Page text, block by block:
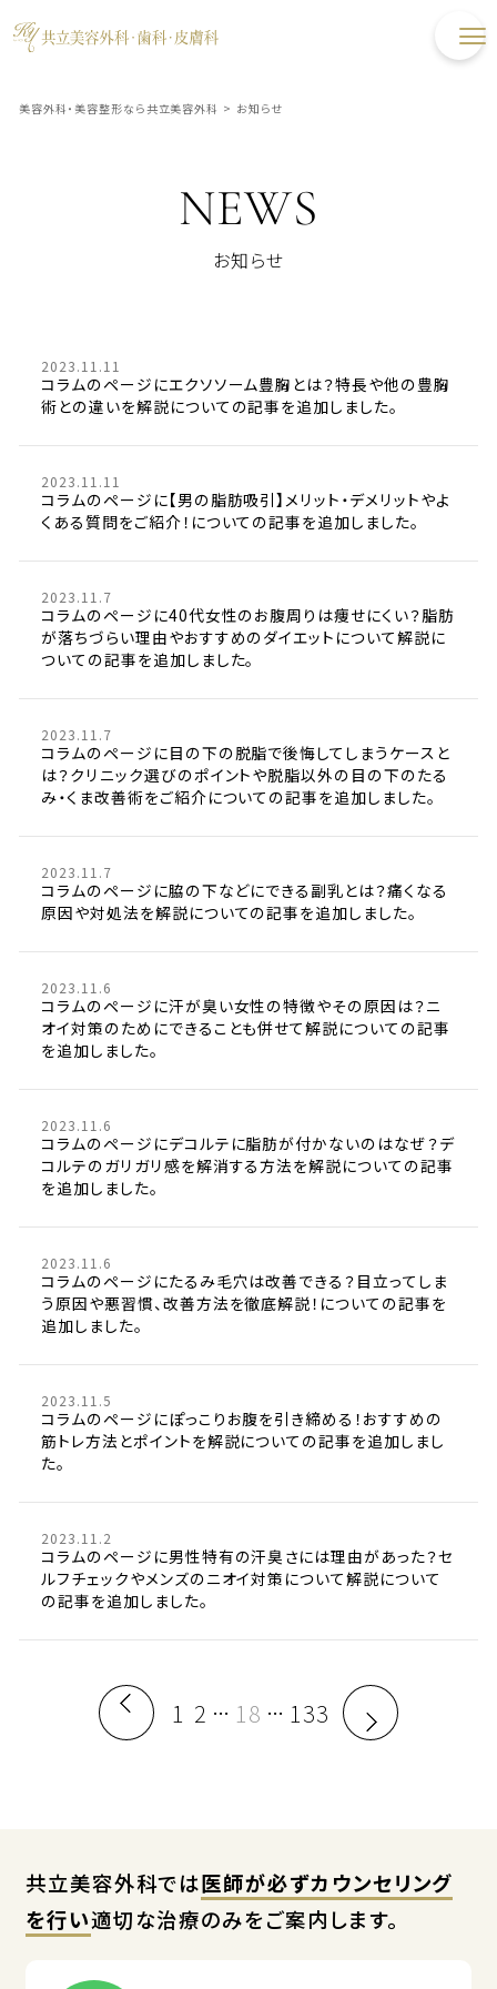
美容外科・美容整形なら共立美容外科 > お知らせ
NEWS
お知らせ
2023.11.11
コラムのページにエクソソーム豊胸とは？特長や他の豊胸
術との違いを解説についての記事を追加しました。
2023.11.11
コラムのページに【男の脂肪吸引】メリット・デメリットやよ
くある質問をご紹介！についての記事を追加しました。
2023.11.7
コラムのページに40代女性のお腹周りは痩せにくい？脂肪
が落ちづらい理由やおすすめのダイエットについて解説に
ついての記事を追加しました。
2023.11.7
コラムのページに目の下の脱脂で後悔してしまうケースと
は？クリニック選びのポイントや脱脂以外の目の下のたる
み・くま改善術をご紹介についての記事を追加しました。
2023.11.7
コラムのページに脇の下などにできる副乳とは？痛くなる
原因や対処法を解説についての記事を追加しました。
2023.11.6
コラムのページに汗が臭い女性の特徴やその原因は？ニ
オイ対策のためにできることも併せて解説についての記事
を追加しました。
2023.11.6
コラムのページにデコルテに脂肪が付かないのはなぜ？デ
コルテのガリガリ感を解消する方法を解説についての記事
を追加しました。
2023.11.6
コラムのページにたるみ毛穴は改善できる？目立ってしま
う原因や悪習慣、改善方法を徹底解説！についての記事を
追加しました。
2023.11.5
コラムのページにぽっこりお腹を引き締める！おすすめの
筋トレ方法とポイントを解説についての記事を追加しまし
た。
2023.11.2
コラムのページに男性特有の汗臭さには理由があった？セ
ルフチェックやメンズのニオイ対策について解説について
の記事を追加しました。
1 2 … 18 … 133
共立美容外科では医師が必ずカウンセリング
を行い適切な治療のみをご案内します。